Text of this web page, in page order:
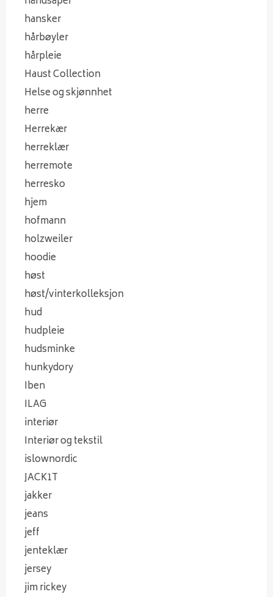
hansker
hårbøyler
hårpleie
Haust Collection
Helse og skjønnhet
herre
Herrekær
herreklær
herremote
herresko
hjem
hofmann
holzweiler
hoodie
høst
høst/vinterkolleksjon
hud
hudpleie
hudsminke
hunkydory
Iben
ILAG
interiør
Interiør og tekstil
islownordic
JACK1T
jakker
jeans
jeff
jenteklær
jersey
jim rickey